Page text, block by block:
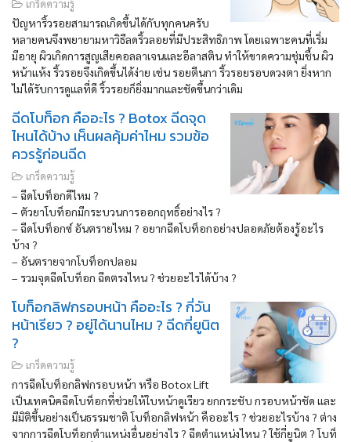
ค้นหาข้อมูล
Search
for:
เกร็ดความรู้
ปัญหาริ้วรอยสามารถเกิดขึ้นได้กับทุกคนครับ
หลายคนจึงพยายามหาวิธีลดริ้วลอยที่มีประสิทธิภาพ โดยเฉพาะคนที่เริ่ม
มีอายุ ผิวเกิดการสูญเสียคอลลาเจนและอีลาสติน ทำให้ขาดความชุ่มชื้น ผิว
หน้าแห้ง ริ้วรอยจึงเกิดขึ้นได้ง่าย เช่น รอยตีนกา ริ้วรอยรอบดวงตา ยิ่งหาก
ไม่ได้รับการดูแลที่ดี ริ้วรอยก็ยิ่งมากและชัดขึ้นกว่าเดิม
ฉีดโบท็อก คืออะไร ? Botox ฉีดจุด
ไหนได้บ้าง เห็นผลคุ้มค่าไหม รวมข้อ
ควรรู้ก่อนฉีด
เกร็ดความรู้
– ฉีดโบท็อกดีไหม ?
– ตัวยาโบท็อกมีกระบวนการออกฤทธิ์อย่างไร ?
– ฉีดโบท็อกซ์ อันตรายไหม ? อยากฉีดโบท็อกอย่างปลอดภัยต้องรู้อะไร
บ้าง ?
– อันตรายจากโบท็อกปลอม
– รวมจุดฉีดโบท็อก ฉีดตรงไหน ? ช่วยอะไรได้บ้าง ?
โบท็อกลิฟกรอบหน้า คืออะไร ? กี่วัน
หน้าเรียว ? อยู่ได้นานไหม ? ฉีดกี่ยูนิต
?
เกร็ดความรู้
การฉีดโบท็อกลิฟกรอบหน้า หรือ Botox Lift
เป็นเทคนิคฉีดโบท็อกที่ช่วยให้ใบหน้าดูเรียว ยกกระชับ กรอบหน้าชัด และ
มีมิติขึ้นอย่างเป็นธรรมชาติ โบท็อกลิฟหน้า คืออะไร ? ช่วยอะไรบ้าง ? ต่าง
จากการฉีดโบท็อกตำแหน่งอื่นอย่างไร ? ฉีดตำแหน่งไหน ? ใช้กี่ยูนิต ? โบท็